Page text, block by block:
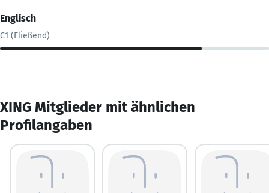
Englisch
C1 (Fließend)
XING Mitglieder mit ähnlichen
Profilangaben